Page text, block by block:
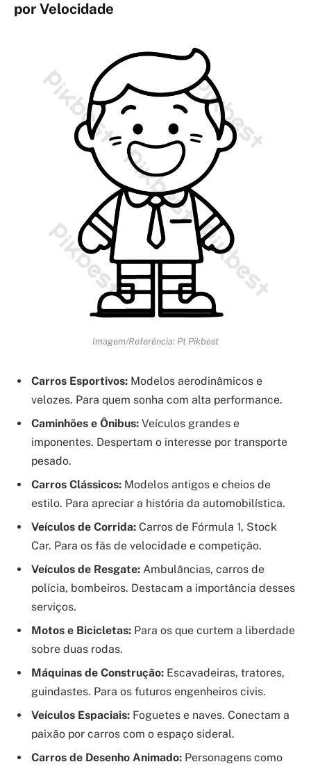
por Velocidade
Imagem/Referência: Pt Pikbest
Carros Esportivos: Modelos aerodinâmicos e
velozes. Para quem sonha com alta performance.
Caminhões e Ônibus: Veículos grandes e
imponentes. Despertam o interesse por transporte
pesado.
Carros Clássicos: Modelos antigos e cheios de
estilo. Para apreciar a história da automobilística.
Veículos de Corrida: Carros de Fórmula 1, Stock
Car. Para os fãs de velocidade e competição.
Veículos de Resgate: Ambulâncias, carros de
polícia, bombeiros. Destacam a importância desses
serviços.
Motos e Bicicletas: Para os que curtem a liberdade
sobre duas rodas.
Máquinas de Construção: Escavadeiras, tratores,
guindastes. Para os futuros engenheiros civis.
Veículos Espaciais: Foguetes e naves. Conectam a
paixão por carros com o espaço sideral.
Carros de Desenho Animado: Personagens como